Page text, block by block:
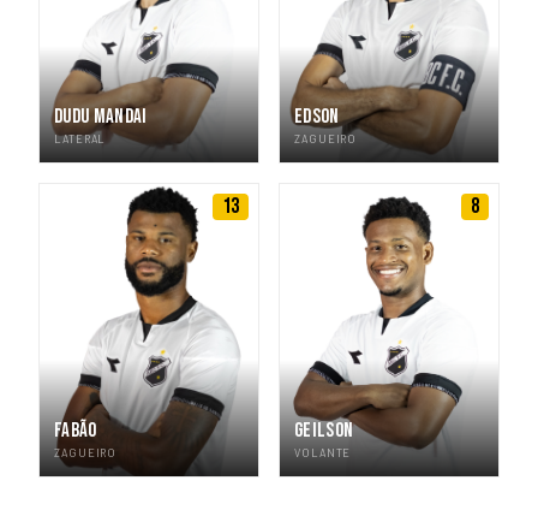
DUDU MANDAI
LATERAL
EDSON
ZAGUEIRO
13
FABÃO
ZAGUEIRO
8
GEILSON
VOLANTE